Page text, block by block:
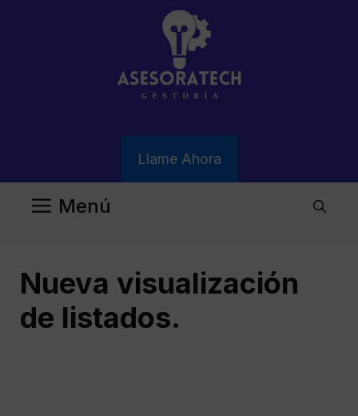
Llame Ahora
Menú
Nueva visualización
de listados.